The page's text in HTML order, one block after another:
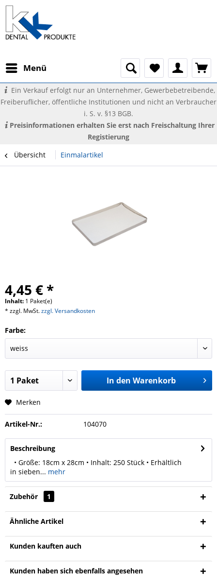
Menü
Ein Verkauf erfolgt nur an Unternehmer, Gewerbebetreibende,
Freiberuflicher, öffentliche Institutionen und nicht an Verbraucher
i. S. v. §13 BGB.
Preisinformationen erhalten Sie erst nach Freischaltung Ihrer
Registierung
Übersicht
Einmalartikel
4,45 € *
Inhalt: 1 Paket(e)
* zzgl. MwSt.zzgl. Versandkosten
Farbe:
In den Warenkorb
Merken
Artikel-Nr.: 104070
Beschreibung
• Größe: 18cm x 28cm • Inhalt: 250 Stück • Erhältlich
in sieben... mehr
Zubehör 1
Ähnliche Artikel
Kunden kauften auch
Kunden haben sich ebenfalls angesehen